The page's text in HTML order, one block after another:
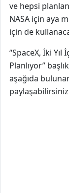
ve hepsi
NASA için aya
için de
“SpaceX, İki
Planlıyor”
aşağıda